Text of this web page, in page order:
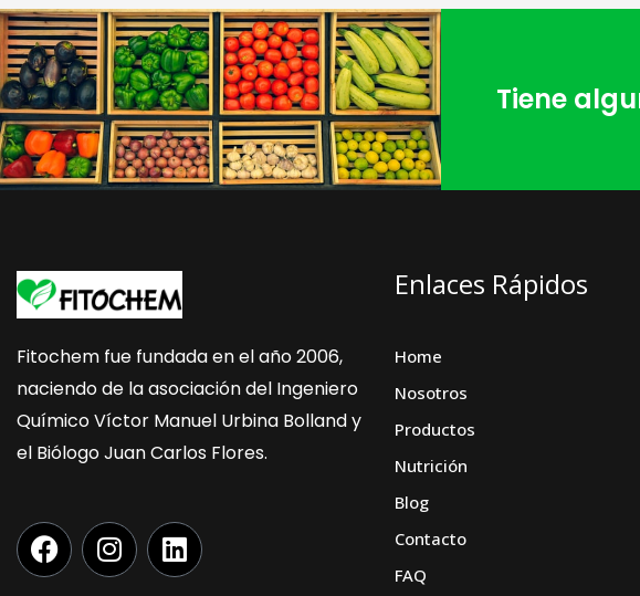
Tiene
Fitochem fue fundada en el año 2006,
naciendo de la asociación del Ingeniero
Químico Víctor Manuel Urbina Bolland y
el Biólogo Juan Carlos Flores.
F
a
I
n
L
i
Enlaces Rápidos
Home
Nosotros
Productos
Nutrición
Blog
Contacto
FAQ